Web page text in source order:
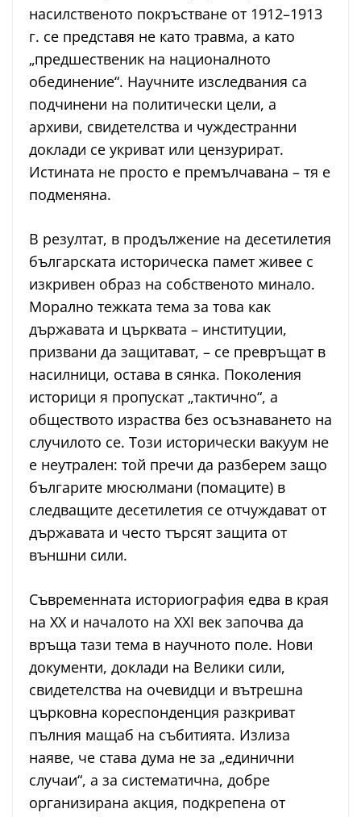
насилственото покръстване от 1912–1913
г. се представя не като травма, а като
„предшественик на националното
обединение“. Научните изследвания са
подчинени на политически цели, а
архиви, свидетелства и чуждестранни
доклади се укриват или цензурират.
Истината не просто е премълчавана – тя е
подменяна.
В резултат, в продължение на десетилетия
българската историческа памет живее с
изкривен образ на собственото минало.
Морално тежката тема за това как
държавата и църквата – институции,
призвани да защитават, – се превръщат в
насилници, остава в сянка. Поколения
историци я пропускат „тактично“, а
обществото израства без осъзнаването на
случилото се. Този исторически вакуум не
е неутрален: той пречи да разберем защо
българите мюсюлмани (помаците) в
следващите десетилетия се отчуждават от
държавата и често търсят защита от
външни сили.
Съвременната историография едва в края
на XX и началото на XXI век започва да
връща тази тема в научното поле. Нови
документи, доклади на Велики сили,
свидетелства на очевидци и вътрешна
църковна кореспонденция разкриват
пълния мащаб на събитията. Излиза
наяве, че става дума не за „единични
случаи“, а за систематична, добре
организирана акция, подкрепена от